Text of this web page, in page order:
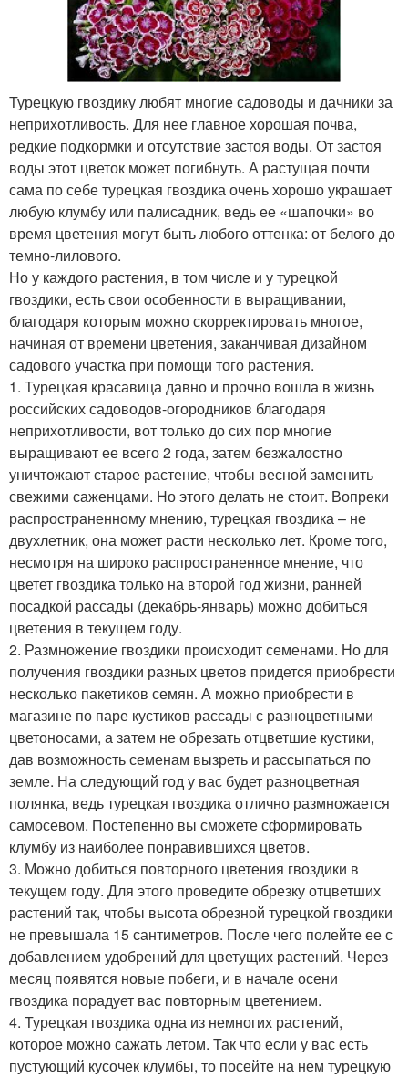
Турецкую гвоздику любят многие садоводы и дачники за
неприхотливость. Для нее главное хорошая почва,
редкие подкормки и отсутствие застоя воды. От застоя
воды этот цветок может погибнуть. А растущая почти
сама по себе турецкая гвоздика очень хорошо украшает
любую клумбу или палисадник, ведь ее «шапочки» во
время цветения могут быть любого оттенка: от белого до
темно-лилового.
Но у каждого растения, в том числе и у турецкой
гвоздики, есть свои особенности в выращивании,
благодаря которым можно скорректировать многое,
начиная от времени цветения, заканчивая дизайном
садового участка при помощи того растения.
1. Турецкая красавица давно и прочно вошла в жизнь
российских садоводов-огородников благодаря
неприхотливости, вот только до сих пор многие
выращивают ее всего 2 года, затем безжалостно
уничтожают старое растение, чтобы весной заменить
свежими саженцами. Но этого делать не стоит. Вопреки
распространенному мнению, турецкая гвоздика – не
двухлетник, она может расти несколько лет. Кроме того,
несмотря на широко распространенное мнение, что
цветет гвоздика только на второй год жизни, ранней
посадкой рассады (декабрь-январь) можно добиться
цветения в текущем году.
2. Размножение гвоздики происходит семенами. Но для
получения гвоздики разных цветов придется приобрести
несколько пакетиков семян. А можно приобрести в
магазине по паре кустиков рассады с разноцветными
цветоносами, а затем не обрезать отцветшие кустики,
дав возможность семенам вызреть и рассыпаться по
земле. На следующий год у вас будет разноцветная
полянка, ведь турецкая гвоздика отлично размножается
самосевом. Постепенно вы сможете сформировать
клумбу из наиболее понравившихся цветов.
3. Можно добиться повторного цветения гвоздики в
текущем году. Для этого проведите обрезку отцветших
растений так, чтобы высота обрезной турецкой гвоздики
не превышала 15 сантиметров. После чего полейте ее с
добавлением удобрений для цветущих растений. Через
месяц появятся новые побеги, и в начале осени
гвоздика порадует вас повторным цветением.
4. Турецкая гвоздика одна из немногих растений,
которое можно сажать летом. Так что если у вас есть
пустующий кусочек клумбы, то посейте на нем турецкую